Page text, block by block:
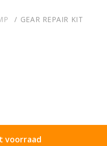
GEAR REPAIR KIT
voorraad